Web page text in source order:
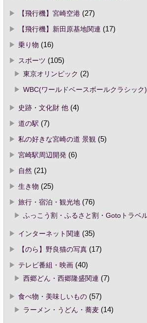
【飛行機】宮崎空港(27)
【飛行機】新田原基地関連 (17)
乗り物 (16)
スポーツ (105)
東京オリンピック (2)
WBC(ワールドベースボールクラシック)
史跡・文化財 他(4)
道の駅 (7)
私の好きな宮崎の道 景観(5)
宮崎駅周辺開発(6)
自然 (21)
生き物 (25)
旅行・宿泊・観光地(76)
ふっこう割・ふるさと割・Gotoトラベ
インターネット関連 (35)
【のら】野良猫の写真(17)
テレビ番組・映画(40)
西郷どん・西郷隆盛関連 (7)
食べ物・美味しいもの(57)
ラーメン・うどん・蕎麦(14)